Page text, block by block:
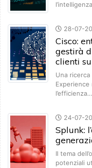
28-07-
Cisco:
gestirà
clienti
Una
l’efficienza…
24-07-
Splunk:
Il tema
potenziali